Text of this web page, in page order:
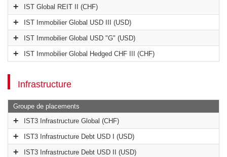
IST Global REIT II (CHF)
IST Immobilier Global USD III (USD)
IST Immobilier Global USD "G" (USD)
IST Immobilier Global Hedged CHF III (CHF)
Infrastructure
Groupe de placements
IST3 Infrastructure Global (CHF)
IST3 Infrastructure Debt USD I (USD)
IST3 Infrastructure Debt USD II (USD)